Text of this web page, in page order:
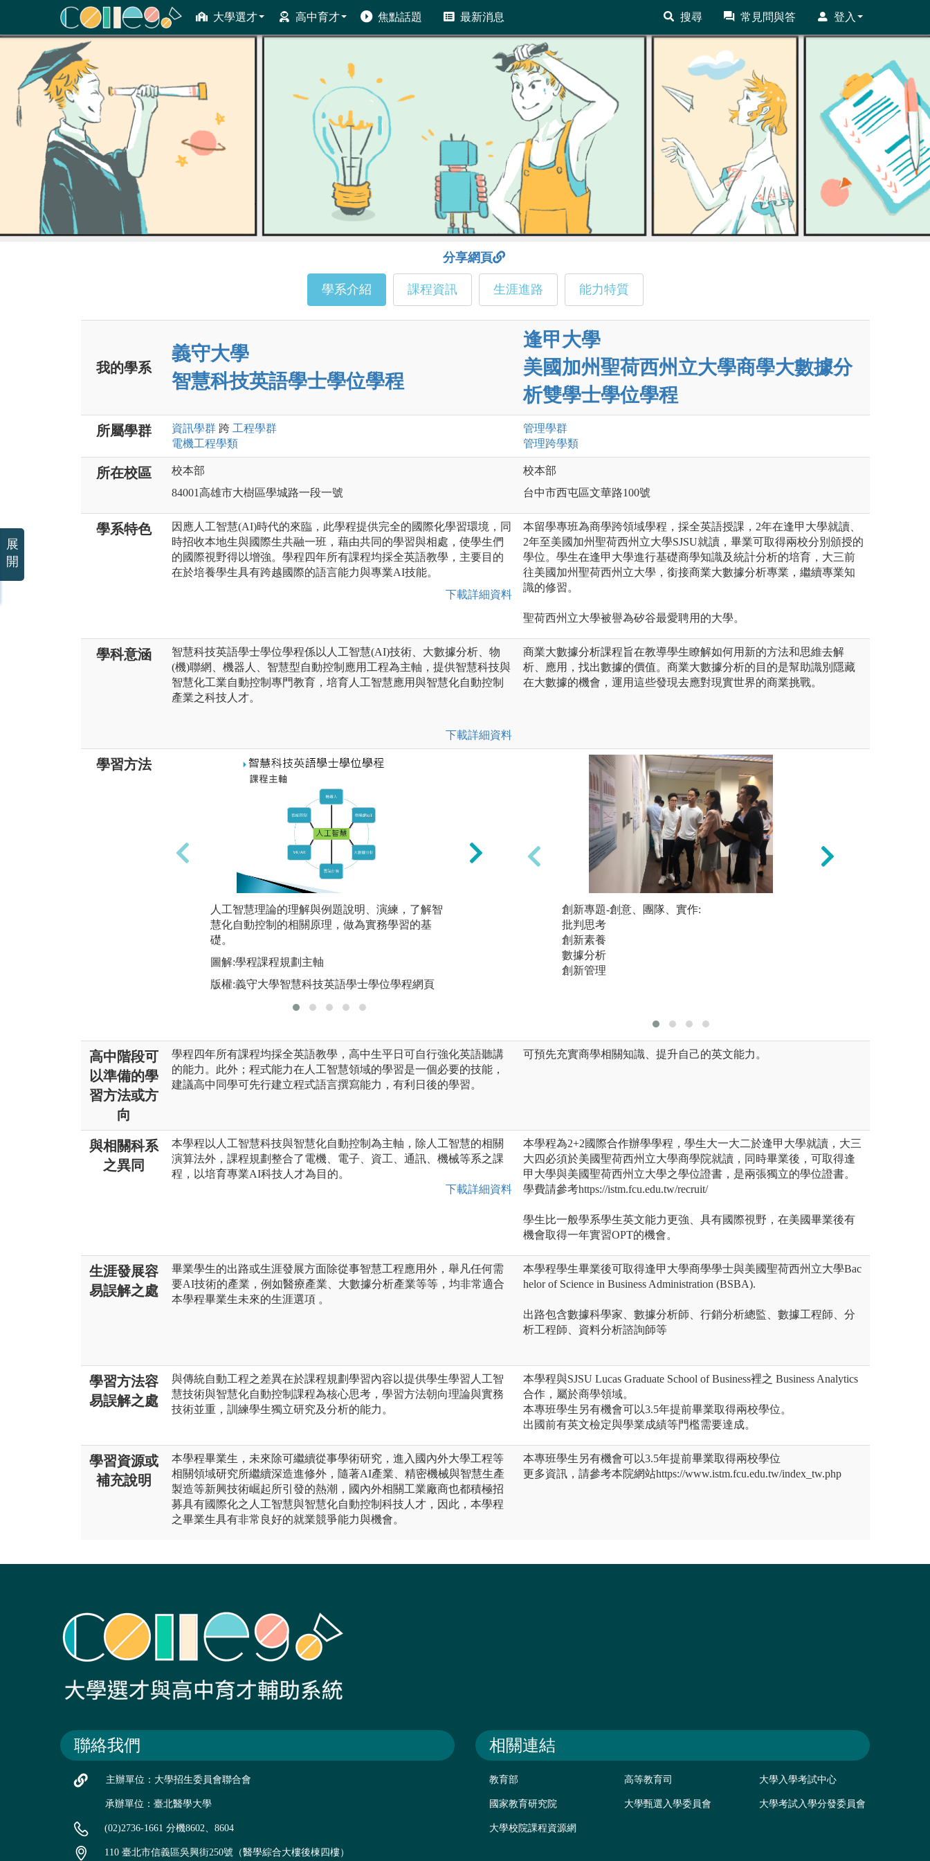
大學選才 高中育才 焦點話題 最新消息 搜尋 常見問與答 登入
ColleGo! 大學選才與高中育才輔助系統
分享網頁
學系介紹 課程資訊 生涯進路 能力特質
我的學系
義守大學
智慧科技英語學士學位學程
逢甲大學
美國加州聖荷西州立大學商學大數據分
析雙學士學位學程
所屬學群 資訊學群 跨 工程學群
電機工程學類
管理學群
管理跨學類
所在校區
校本部
84001高雄市大樹區學城路一段一號
校本部
台中市西屯區文華路100號
學系特色
因應人工智慧(AI)時代的來臨，此學程提供完全的國際化學習環境，同
時招收本地生與國際生共融一班，藉由共同的學習與相處，使學生們
的國際視野得以增強。學程四年所有課程均採全英語教學，主要目的
在於培養學生具有跨越國際的語言能力與專業AI技能。
下載詳細資料
本留學專班為商學跨領域學程，採全英語授課，2年在逢甲大學就讀、
2年至美國加州聖荷西州立大學SJSU就讀，畢業可取得兩校分別頒授的
學位。學生在逢甲大學進行基礎商學知識及統計分析的培育，大三前
往美國加州聖荷西州立大學，銜接商業大數據分析專業，繼續專業知
識的修習。
聖荷西州立大學被譽為矽谷最愛聘用的大學。
學科意涵
智慧科技英語學士學位學程係以人工智慧(AI)技術、大數據分析、物
(機)聯網、機器人、智慧型自動控制應用工程為主軸，提供智慧科技與
智慧化工業自動控制專門教育，培育人工智慧應用與智慧化自動控制
產業之科技人才。
下載詳細資料
商業大數據分析課程旨在教導學生瞭解如何用新的方法和思維去解
析、應用，找出數據的價值。商業大數據分析的目的是幫助識別隱藏
在大數據的機會，運用這些發現去應對現實世界的商業挑戰。
學習方法
人工智慧理論的理解與例題說明、演練，了解智
慧化自動控制的相關原理，做為實務學習的基
礎。
圖解:學程課程規劃主軸
版權:義守大學智慧科技英語學士學位學程網頁
AI技術之實驗操作與結果分析，驗證課程所學原
圖解:學生實驗操作圖片
版權:義守大學智慧科技英語學士學位學程網頁
創新專題-創意、團隊、實作:
批判思考
創新素養
數據分析
創新管理
高中階段可
以準備的學
習方法或方
向
學程四年所有課程均採全英語教學，高中生平日可自行強化英語聽講
的能力。此外；程式能力在人工智慧領域的學習是一個必要的技能，
建議高中同學可先行建立程式語言撰寫能力，有利日後的學習。
可預先充實商學相關知識、提升自己的英文能力。
與相關科系
之異同
本學程以人工智慧科技與智慧化自動控制為主軸，除人工智慧的相關
演算法外，課程規劃整合了電機、電子、資工、通訊、機械等系之課
程，以培育專業AI科技人才為目的。
下載詳細資料
本學程為2+2國際合作辦學學程，學生大一大二於逢甲大學就讀，大三
大四必須於美國聖荷西州立大學商學院就讀，同時畢業後，可取得逢
甲大學與美國聖荷西州立大學之學位證書，是兩張獨立的學位證書。
學費請參考https://istm.fcu.edu.tw/recruit/
學生比一般學系學生英文能力更強、具有國際視野，在美國畢業後有
機會取得一年實習OPT的機會。
生涯發展容
易誤解之處
畢業學生的出路或生涯發展方面除從事智慧工程應用外，舉凡任何需
要AI技術的產業，例如醫療產業、大數據分析產業等等，均非常適合
本學程畢業生未來的生涯選項 。
本學程學生畢業後可取得逢甲大學商學學士與美國聖荷西州立大學Bac
helor of Science in Business Administration (BSBA).
出路包含數據科學家、數據分析師、行銷分析總監、數據工程師、分
析工程師、資料分析諮詢師等
學習方法容
易誤解之處
與傳統自動工程之差異在於課程規劃學習內容以提供學生學習人工智
慧技術與智慧化自動控制課程為核心思考，學習方法朝向理論與實務
技術並重，訓練學生獨立研究及分析的能力。
本學程與SJSU Lucas Graduate School of Business裡之 Business Analytics
合作，屬於商學領域。
本專班學生另有機會可以3.5年提前畢業取得兩校學位。
出國前有英文檢定與學業成績等門檻需要達成。
學習資源或
補充說明
本學程畢業生，未來除可繼續從事學術研究，進入國內外大學工程等
相關領域研究所繼續深造進修外，隨著AI產業、精密機械與智慧生產
製造等新興技術崛起所引發的熱潮，國內外相關工業廠商也都積極招
募具有國際化之人工智慧與智慧化自動控制科技人才，因此，本學程
之畢業生具有非常良好的就業競爭能力與機會。
本專班學生另有機會可以3.5年提前畢業取得兩校學位
更多資訊，請參考本院網站https://www.istm.fcu.edu.tw/index_tw.php
聯絡我們
主辦單位：大學招生委員會聯合會
承辦單位：臺北醫學大學
(02)2736-1661 分機8602、8604
110 臺北市信義區吳興街250號（醫學綜合大樓後棟四樓）
相關連結
教育部 高等教育司 大學入學考試中心
國家教育研究院 大學甄選入學委員會 大學考試入學分發委員會
大學校院課程資源網
展
開